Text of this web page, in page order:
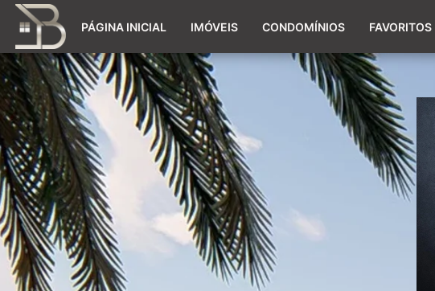
PÁGINA INICIAL IMÓVEIS CONDOMÍNIOS FAVORITOS